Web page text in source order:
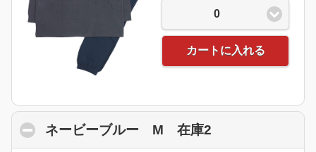
0
カートに入れる
ネービーブルー M 在庫2